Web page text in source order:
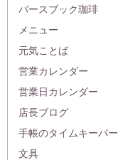
バースブック珈琲
メニュー
元気ことば
営業カレンダー
営業日カレンダー
店長ブログ
手帳のタイムキーパー
文具